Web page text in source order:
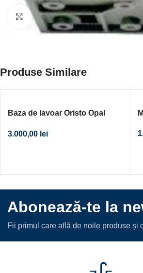
Click to enlarge
Produse Similare
Baza de lavoar Oristo Opal
lucios 90x45xH50 cm+lavoar
3.000,00 lei
Abonează-te la
Fii primul care află de noile produse și